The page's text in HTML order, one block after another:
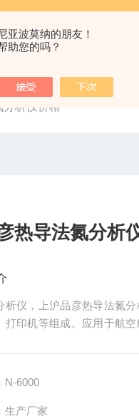
亚波莫纳的朋友！
助您的吗？
析仪价格
热导法氮分析
析仪，上沪品彦热导法氮
打印机等组成。应用于航
N-6000
生产厂家